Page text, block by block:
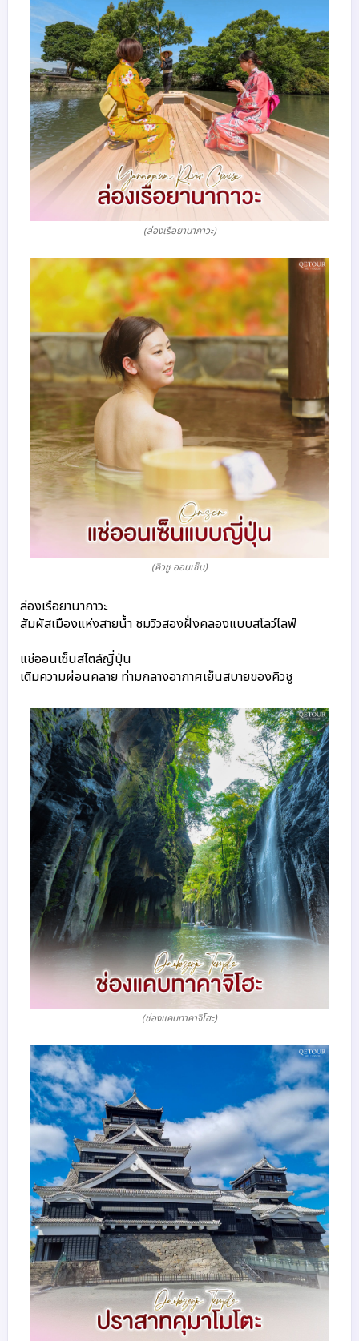
(ล่องเรือยานากาวะ)
(คิวชู ออนเซ็น)
ล่องเรือยานากาวะ
สัมผัสเมืองแห่งสายน้ำ ชมวิวสองฝั่งคลองแบบสโลว์ไลฟ์
แช่ออนเซ็นสไตล์ญี่ปุ่น
เติมความผ่อนคลาย ท่ามกลางอากาศเย็นสบายของคิวชู
(ช่องแคบทาคาจิโฮะ)